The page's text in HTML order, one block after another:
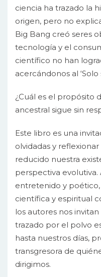
ciencia ha trazado la
origen, pero no
Big Bang creó seres
tecnología y el
científico no han
acercándonos al ‘Solo
¿Cuál es el propósito
ancestral sigue sin
Este libro es una
olvidadas y
reducido nuestra
perspectiva evolutiva.
entretenido y poético,
científica y espiritual
los autores nos
trazado por el polvo
hasta nuestros días,
transgresora de
dirigimos.